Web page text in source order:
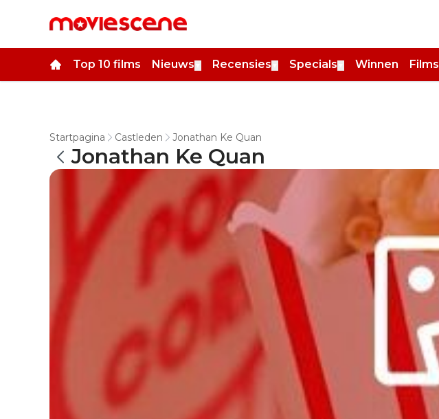
Top 10 films Nieuws Recensies Specials Winnen Films
Startpagina Castleden Jonathan Ke Quan
Jonathan Ke Quan